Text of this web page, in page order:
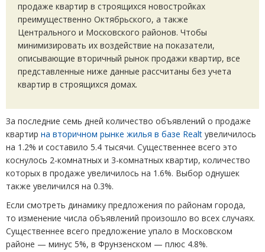
продаже квартир в строящихся новостройках
преимущественно Октябрьского, а также
Центрального и Московского районов. Чтобы
минимизировать их воздействие на показатели,
описывающие вторичный рынок продажи квартир, все
представленные ниже данные рассчитаны без учета
квартир в строящихся домах.
За последние семь дней количество объявлений о продаже
квартир на вторичном рынке жилья в базе Realt увеличилось
на 1.2% и составило 5.4 тысячи. Существеннее всего это
коснулось 2-комнатных и 3-комнатных квартир, количество
которых в продаже увеличилось на 1.6%. Выбор однушек
также увеличился на 0.3%.
Если смотреть динамику предложения по районам города,
то изменение числа объявлений произошло во всех случаях.
Существеннее всего предложение упало в Московском
районе — минус 5%, в Фрунзенском — плюс 4.8%.